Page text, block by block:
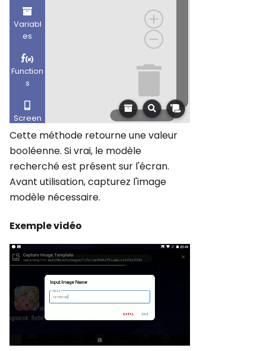
Cette méthode retourne une valeur
booléenne. Si vrai, le modèle
recherché est présent sur l'écran.
Avant utilisation, capturez l'image
modèle nécessaire.
Exemple vidéo